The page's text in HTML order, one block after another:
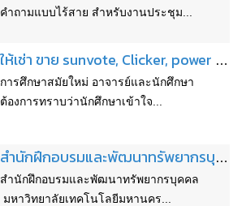
คำถามแบบไร้สาย สำหรับงานประชุม...
ให้เช่า ขาย sunvote, Clicker, power vote, Turning, เครื่องโหวต, เครื่องตอบคำถาม
การศึกษาสมัยใหม่ อาจารย์และนักศึกษา
ต้องการทราบว่านักศึกษาเข้าใจ...
สำนักฝึกอบรมและพัฒนาทรัพยากรบุคคล มหาวิทยาลัยเทคโนโลยีมหานคร จัดอบรมในเดือน มิถุนายน 2553
สำนักฝึกอบรมและพัฒนาทรัพยากรบุคคล
มหาวิทยาลัยเทคโนโลยีมหานคร...